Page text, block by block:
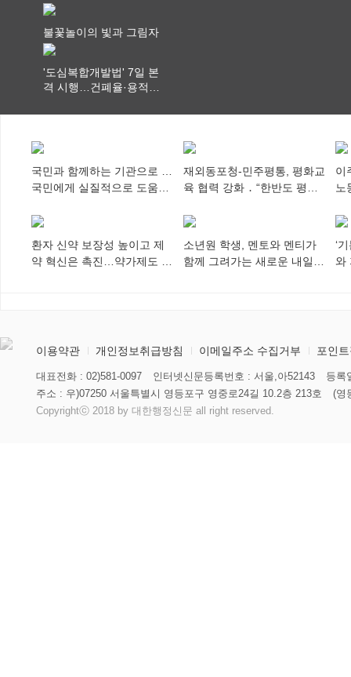
행…실거래가 투명화 기
불꽃놀이의 빛과 그림자
'도심복합개발법' 7일 본
격 시행…건폐율·용적률
국민과 함께하는 기관으로 …
국민에게 실질적으로 도움이
재외동포청-민주평통, 평화교
육 협력 강화 ․ “한반도 평화,
다”
이
노
환자 신약 보장성 높이고 제
약 혁신은 촉진…약가제도 개
소년원 학생, 멘토와 멘티가
함께 그려가는 새로운 내일
‘
와
이용약관 개인정보취급방침 이메일주소 수집거부 포인
대표전화 : 02)581-0097 인터넷신문등록번호 : 서울,아52143
등록
주소 : 우)07250 서울특별시 영등포구 영중로24길 10.2층 213호
(영
Copyrightⓒ 2018 by 대한행정신문 all right reserved.